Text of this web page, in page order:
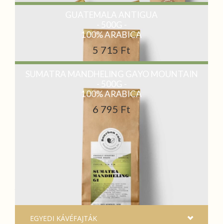
100% ARABICA
5 715 Ft
100% ARABICA
6 795 Ft
Ingyenes szállítás 25.000 Ft feletti vásárlás esetén!
Rendelését az ország minden területén házhoz szállítjuk
MPL futárszolgálattal akár 1 munkanapos szállítással. További
információt a szállításról aSzállítás és fizetés
EGYEDI KÁVÉFAJTÁK